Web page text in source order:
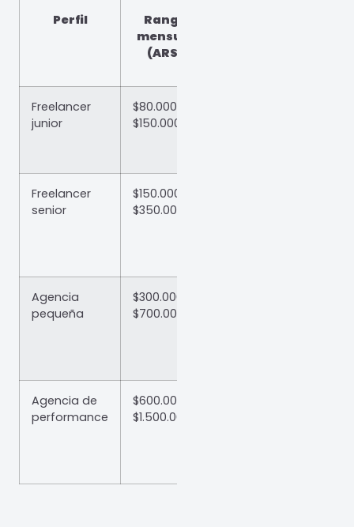
Perfil
Rango
mensual
(ARS)
Freelancer
junior
$80.000 –
$150.000
Freelancer
senior
$150.000 –
$350.000
Agencia
pequeña
$300.000 –
$700.000
Agencia de
performance
$600.000 –
$1.500.000+